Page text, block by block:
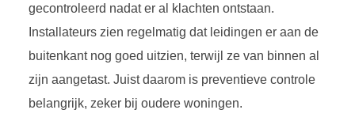
gecontroleerd nadat er al klachten ontstaan.
Installateurs zien regelmatig dat leidingen er aan de
buitenkant nog goed uitzien, terwijl ze van binnen al
zijn aangetast. Juist daarom is preventieve controle
belangrijk, zeker bij oudere woningen.